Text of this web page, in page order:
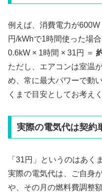
例えば、消費電力が
円/kWhで1時間使った場合
0.6kW × 1時間 × 31円 ＝
ただし、エアコンは室温
め、常に最大パワーで動
くまで目安としてお考え
実際の電気代は契約
「31円」というのはあく
実際の電気代は、ご自身
や、その月の燃料費調整